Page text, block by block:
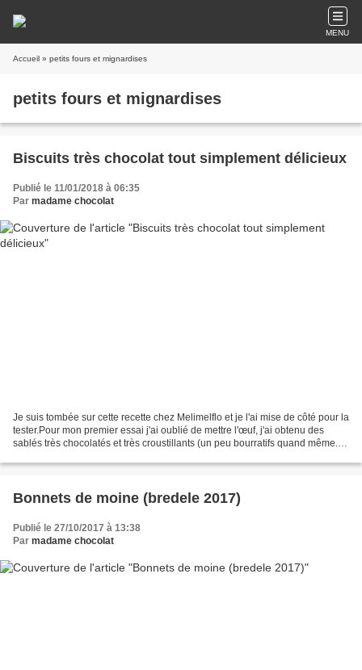
MENU
Accueil » petits fours et mignardises
petits fours et mignardises
Biscuits très chocolat tout simplement délicieux
Publié le 11/01/2018 à 06:35
Par madame chocolat
Je suis tombée sur cette recette chez Melimelflo et je l'ai mise de côté pour la
tester.Pour mon premier essai j'ai oublié de mettre l'œuf, j'ai obtenu des
sablés très chocolatés et très croustillants (un peu bourratifs quand même...).
Bonnets de moine (bredele 2017)
Publié le 27/10/2017 à 13:38
Par madame chocolat